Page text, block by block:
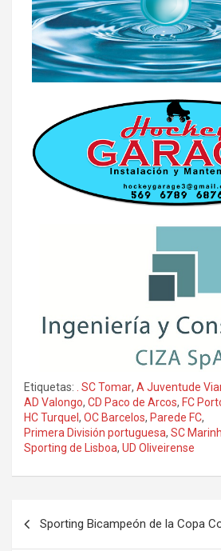
Etiquetas: . SC Tomar, A Juventude
AD Valongo, CD Paco de Arcos, FC
HC Turquel , OC Barcelos, Parede FC,
Primera División portuguesa, SC
Sporting de Lisboa, UD Oliveirense
Sporting Bicampeón de la Copa